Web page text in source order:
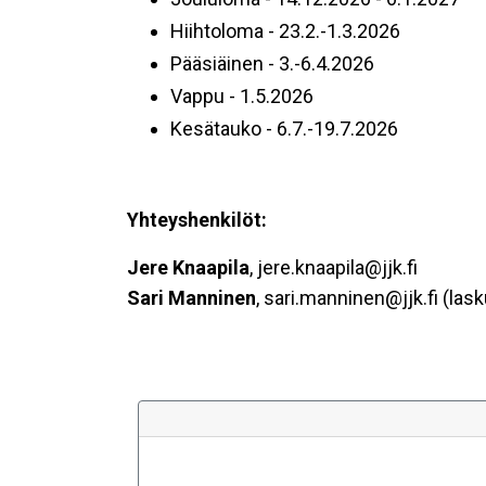
Hiihtoloma - 23.2.-1.3.2026
Pääsiäinen - 3.-6.4.2026
Vappu - 1.5.2026
Kesätauko - 6.7.-19.7.2026
Yhteyshenkilöt:
Jere Knaapila, jere.knaapila@jjk.fi
Sari Manninen, sari.manninen@jjk.fi